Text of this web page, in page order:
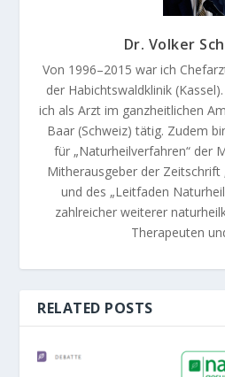
Dr. Volker
Von 1996–2015 war ich
der Habichtswaldklinik
ich als Arzt im ganzheitlichen
Baar (Schweiz) tätig. Zudem
für „Naturheilverfahren“ der
Mitherausgeber der Zeitschrift
und des „Leitfaden
zahlreicher weiterer
Therapeuten
RELATED POSTS